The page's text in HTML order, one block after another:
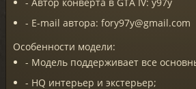
- E-mail автора: fory97y@gmail.com
Особенности модели:
- Модель поддерживает все
- HQ интерьер и экстерьер;